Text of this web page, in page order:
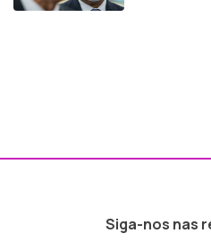
Siga-nos nas